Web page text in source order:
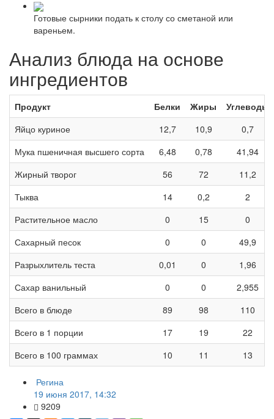
Готовые сырники подать к столу со сметаной или
вареньем.
Анализ блюда на основе
ингредиентов
Продукт Белки Жиры
Углеводы
Яйцо куриное
12,7 10,9
0,7
Мука пшеничная высшего сорта
6,48 0,78
41,94
Жирный творог
56 72
11,2
Тыква
14 0,2
2
Растительное масло
0 15
0
Сахарный песок
0 0
49,9
Разрыхлитель теста
0,01 0
1,96
Сахар ванильный
0 0
2,955
Всего в блюде
89 98
110
Всего в 1 порции
17 19
22
Всего в 100 граммах
10 11 13
Регина
19 июня 2017, 14:32
9209